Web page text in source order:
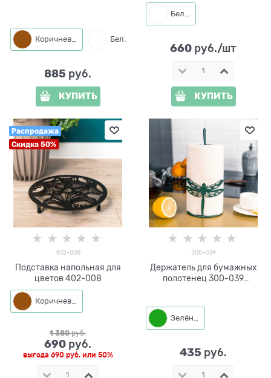
Коричневый Белый
885 руб.
КУПИТЬ
Белый
660 руб./шт
КУПИТЬ
Распродажа
Скидка 50%
402-008
Подставка напольная для
цветов 402-008
Коричневый
1 380 руб.
690 руб.
выгода 690 руб.или 50%
300-039
Держатель для бумажных
полотенец 300-039
Зелёный
435 руб.